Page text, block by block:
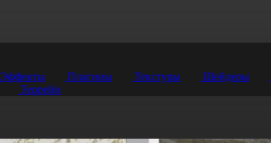
Эффекты Плагины Текстуры Шейдеры
Террейн